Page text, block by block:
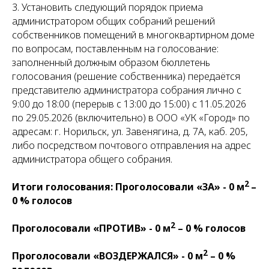
3. Установить следующий порядок приема
администратором общих собраний решений
собственников помещений в многоквартирном доме
по вопросам, поставленным на голосование:
заполненный должным образом бюллетень
голосования (решение собственника) передаётся
представителю администратора собрания лично с
9:00 до 18:00 (перерыв с 13:00 до 15:00) с 11.05.2026
по 29.05.2026 (включительно) в ООО «УК «Город» по
адресам: г. Норильск, ул. Завенягина, д. 7А, каб. 205,
либо посредством почтового отправления на адрес
администратора общего собрания.
Итоги голосования: Проголосовали «ЗА» - 0 м2 –
0 % голосов
Проголосовали «ПРОТИВ» - 0 м2 – 0 % голосов
Проголосовали «ВОЗДЕРЖАЛСЯ» - 0 м2 – 0 %